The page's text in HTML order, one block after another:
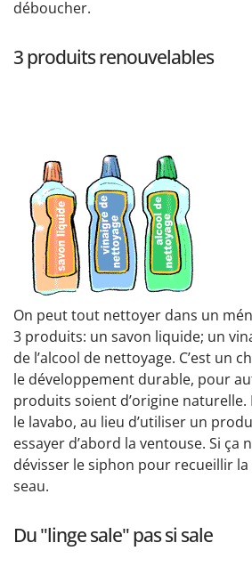
déboucher.
3 produits renouvelables
On peut tout nettoyer dans un
3 produits: un savon liquide; un
de l’alcool de nettoyage. C’est un
le développement durable, pour
produits soient d’origine
le lavabo, au lieu d’utiliser un
essayer d’abord la ventouse. Si ça
dévisser le siphon pour recueillir la
seau.
Du "linge sale" pas si sale